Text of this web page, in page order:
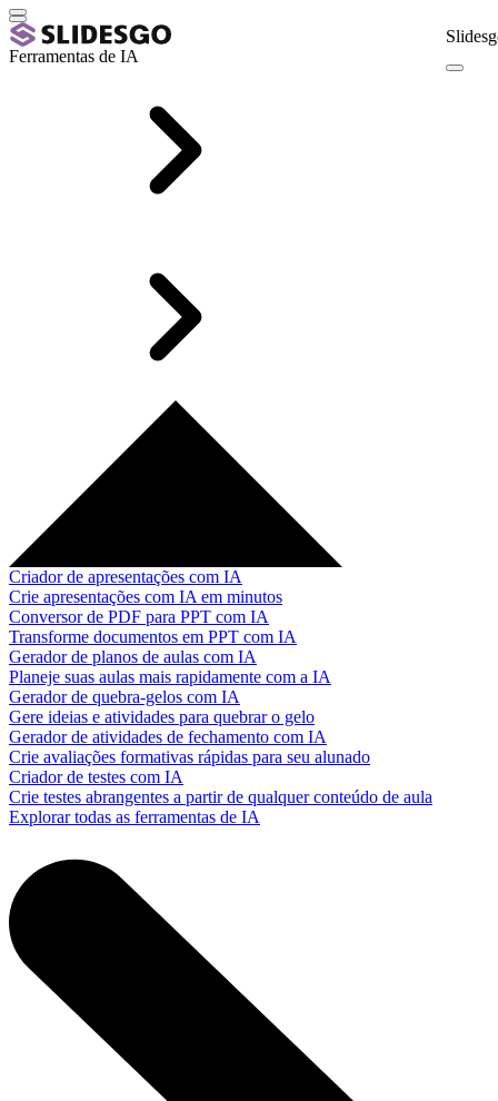
Ferramentas de IA
Criador de apresentações com IA
Crie apresentações com IA em minutos
Conversor de PDF para PPT com IA
Transforme documentos em PPT com IA
Gerador de planos de aulas com IA
Planeje suas aulas mais rapidamente com a IA
Gerador de quebra-gelos com IA
Gere ideias e atividades para quebrar o gelo
Gerador de atividades de fechamento com IA
Crie avaliações formativas rápidas para seu alunado
Criador de testes com IA
Crie testes abrangentes a partir de qualquer conteúdo de aula
Explorar todas as ferramentas de IA